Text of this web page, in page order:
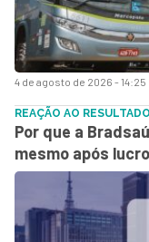
4 de agosto de 2026 - 14:25
REAÇÃO AO RESULTADO
Por que a
mesmo após